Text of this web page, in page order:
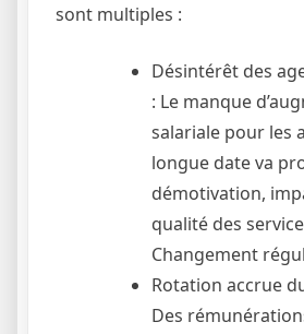
sont multiples :
Désintérêt des
: Le manque
salariale pour les
longue date va
démotivation,
qualité des
Changement
Rotation accrue
Des